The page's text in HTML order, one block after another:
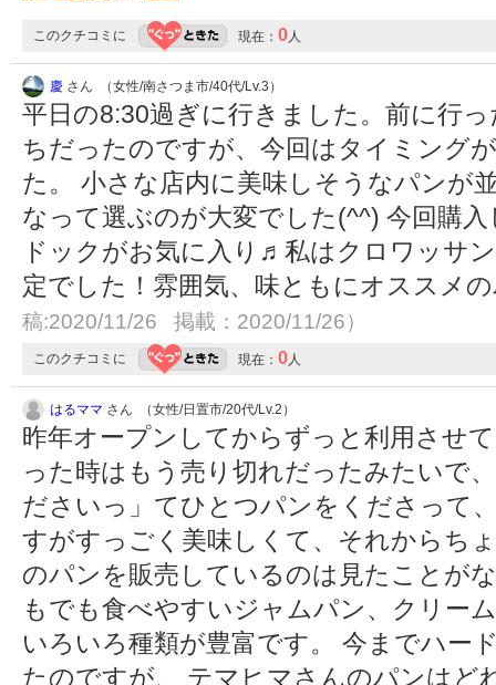
このクチコミに 現在： 0人
慶 さん （女性/南さつま市/40代/Lv.3）
平日の8:30過ぎに行きました。前に行
ちだったのですが、今回はタイミング
た。 小さな店内に美味しそうなパンが
なって選ぶのが大変でした(^^) 今回購
ドックがお気に入り♬私はクロワッサ
定でした！雰囲気、味ともにオススメ
稿:2020/11/26 掲載：2020/11/26）
このクチコミに 現在： 0人
はるママ さん （女性/日置市/20代/Lv.2）
昨年オープンしてからずっと利用させ
った時はもう売り切れだったみたいで
ださいっ」てひとつパンをくださって
すがすっごく美味しくて、それからち
のパンを販売しているのは見たことが
もでも食べやすいジャムパン、クリー
いろいろ種類が豊富です。 今までハー
たのですが、 テマヒマさんのパンはど